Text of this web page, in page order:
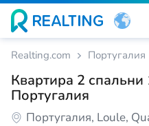
Realting.com Португалия
Квартира 2 спальни
Португалия
Португалия, Loule,